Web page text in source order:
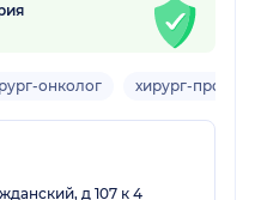
онколог хирург-
д 107 к 4